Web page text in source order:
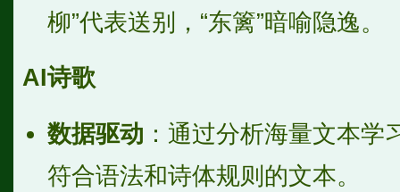
柳”代表送别，“东篱”暗喻隐逸。
AI诗歌
数据驱动 ：通过分析海量文本
符合语法和诗体规则的文本。